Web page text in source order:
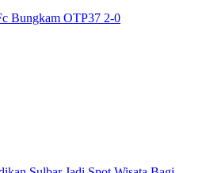
Bungkam OTP37 2-0